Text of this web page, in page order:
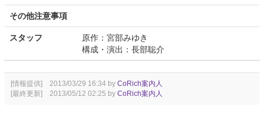
その他注意事項
スタッフ
原作：宮部みゆき
構成・演出：長部聡介
[情報提供] 2013/03/29 16:34 by CoRich案内人
[最終更新] 2013/05/12 02:25 by CoRich案内人